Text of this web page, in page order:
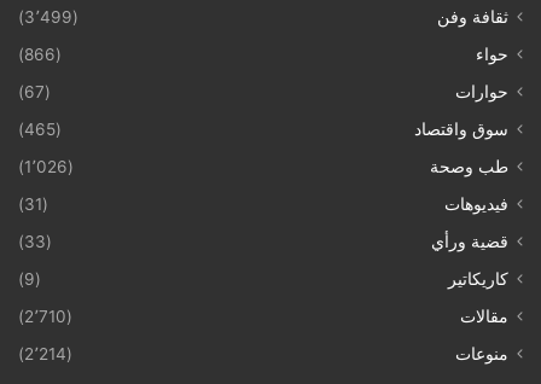
ثقافة وفن
(3٬499)
حواء
(866)
حوارات
(67)
سوق واقتصاد
(465)
طب وصحة
(1٬026)
فيديوهات
(31)
قضية ورأي
(33)
كاريكاتير
(9)
مقالات
(2٬710)
منوعات
(2٬214)